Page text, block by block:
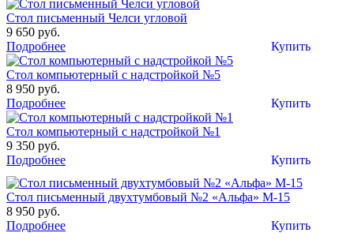
Стол письменный Челси угловой
9 650 руб.
Купить
Подробнее
Стол компьютерный с надстройкой №5
8 950 руб.
Купить
Подробнее
Стол компьютерный с надстройкой №1
9 350 руб.
Купить
Подробнее
Стол письменный двухтумбовый №2 «Альфа» М-15
8 950 руб.
Купить
Подробнее